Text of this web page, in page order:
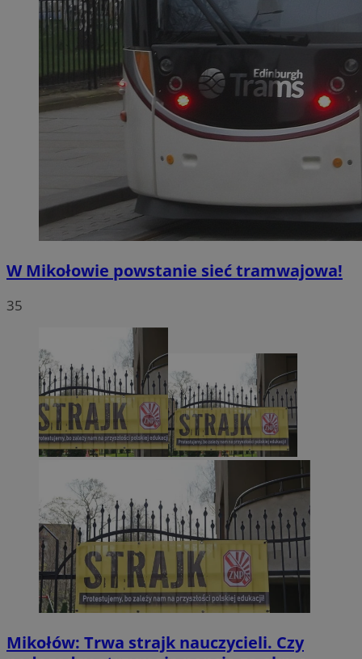
W Mikołowie powstanie sieć tramwajowa!
35
Mikołów: Trwa strajk nauczycieli. Czy